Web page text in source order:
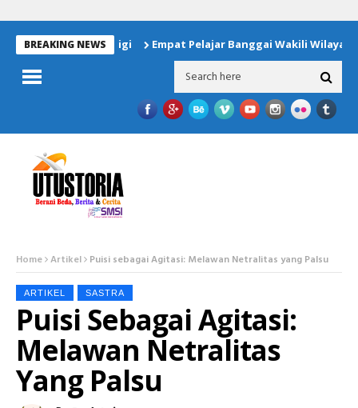
BREAKING NEWS
Korban Gempa Sigi Empat Pelajar Banggai Wakili Wilayah
Home Artikel Puisi sebagai Agitasi: Melawan Netralitas yang Palsu
ARTIKEL SASTRA
Puisi Sebagai Agitasi:
Melawan Netralitas
Yang Palsu